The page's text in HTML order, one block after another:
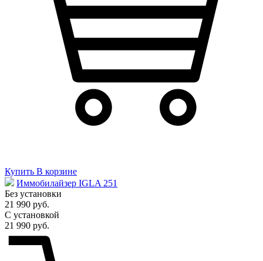
Купить В корзине
Иммобилайзер IGLA 251
Без установки
21 990 руб.
С установкой
21 990 руб.